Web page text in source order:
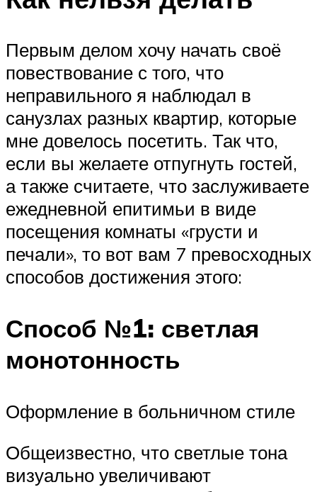
Первым делом хочу начать своё
повествование с того, что
неправильного я наблюдал в
санузлах разных квартир, которые
мне довелось посетить. Так что,
если вы желаете отпугнуть гостей,
а также считаете, что заслуживаете
ежедневной епитимьи в виде
посещения комнаты «грусти и
печали», то вот вам 7 превосходных
способов достижения этого:
Способ №1: светлая
монотонность
Оформление в больничном стиле
Общеизвестно, что светлые тона
визуально увеличивают